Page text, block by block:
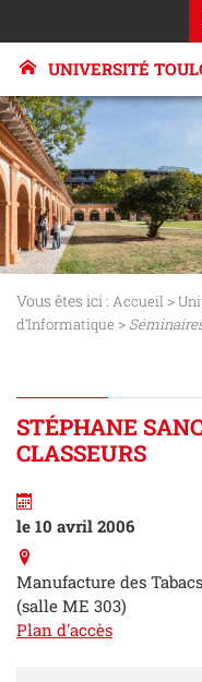
UNIVERSITÉ
Vous êtes ici : Accueil >
d’Informatique >
STÉPHANE
CLASSEURS
le 10 avril 2006
Manufacture des Tabacs
(salle ME 303)
Plan d'accès